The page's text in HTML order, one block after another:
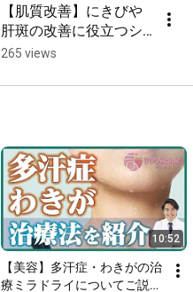
【肌質改善】にきびや
肝斑の改善に役立つシ
ルクロについてご説明
265 views
10:52
【美容】多汗症・わきがの治
療ミラドライについてご説明